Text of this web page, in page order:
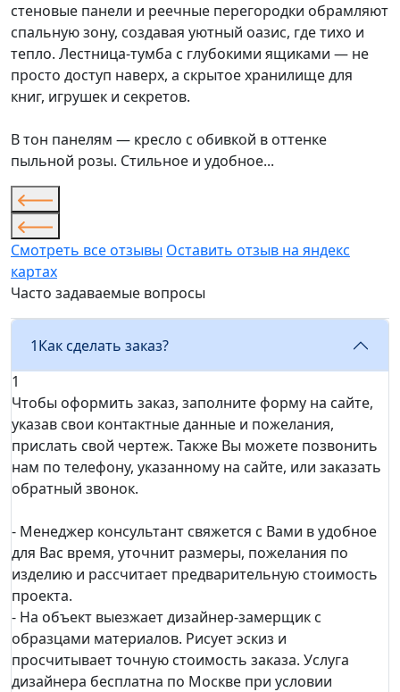
стеновые панели и реечные перегородки обрамляют
спальную зону, создавая уютный оазис, где тихо и
тепло. Лестница-тумба с глубокими ящиками — не
просто доступ наверх, а скрытое хранилище для
книг, игрушек и секретов.
В тон панелям — кресло с обивкой в оттенке
пыльной розы. Стильное и удобное...
Смотреть все отзывы Оставить отзыв на яндекс
картах
Часто задаваемые вопросы
1Как сделать заказ?
1
Чтобы оформить заказ, заполните форму на сайте,
указав свои контактные данные и пожелания,
прислать свой чертеж. Также Вы можете позвонить
нам по телефону, указанному на сайте, или заказать
обратный звонок.
- Менеджер консультант свяжется с Вами в удобное
для Вас время, уточнит размеры, пожелания по
изделию и рассчитает предварительную стоимость
проекта.
- На объект выезжает дизайнер-замерщик с
образцами материалов. Рисует эскиз и
просчитывает точную стоимость заказа. Услуга
дизайнера бесплатна по Москве при условии